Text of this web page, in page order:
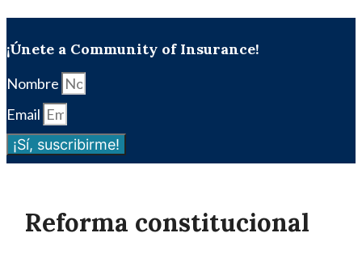
¡Únete a Community of Insurance!
Nombre
Email
¡Sí, suscribirme!
Reforma constitucional